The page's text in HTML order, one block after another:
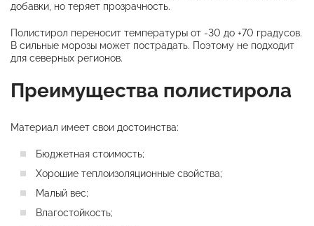
добавки, но теряет прозрачность.
Полистирол переносит температуры от -30 до +70 градусов.
В сильные морозы может пострадать. Поэтому не подходит
для северных регионов.
Преимущества полистирола
Материал имеет свои достоинства:
Бюджетная стоимость;
Хорошие теплоизоляционные свойства;
Малый вес;
Влагостойкость;